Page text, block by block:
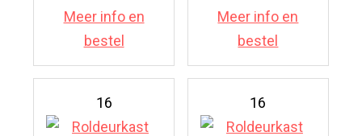
Meer info en
bestel
Meer info en
bestel
16 16